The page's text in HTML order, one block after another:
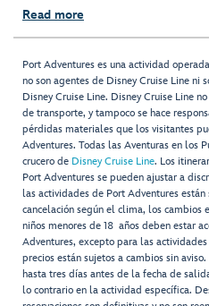
Read more
Port Adventures es una actividad
no son agentes de Disney Cruise Line ni
Disney Cruise Line. Disney Cruise Line
de transporte, y tampoco se hace
pérdidas materiales que los visitantes
Adventures. Todas las Aventuras en los
crucero de Disney Cruise Line. Los
Port Adventures se pueden ajustar a
las actividades de Port Adventures
cancelación según el clima, los cambios
niños menores de 18 años deben estar
Adventures, excepto para las
precios están sujetos a cambios sin
hasta tres días antes de la fecha de
lo contrario en la actividad específica.